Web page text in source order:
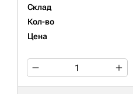
Склад
Кол-во
Цена